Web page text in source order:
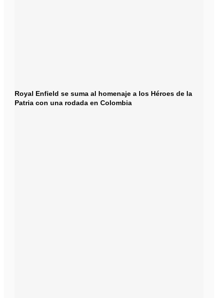
Royal Enfield se suma al homenaje a los Héroes de la
Patria con una rodada en Colombia